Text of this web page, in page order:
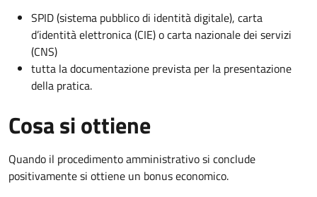
SPID (sistema pubblico di identità digitale), carta
d’identità elettronica (CIE) o carta nazionale dei servizi
(CNS)
tutta la documentazione prevista per la presentazione
della pratica.
Cosa si ottiene
Quando il procedimento amministrativo si conclude
positivamente si ottiene un bonus economico.